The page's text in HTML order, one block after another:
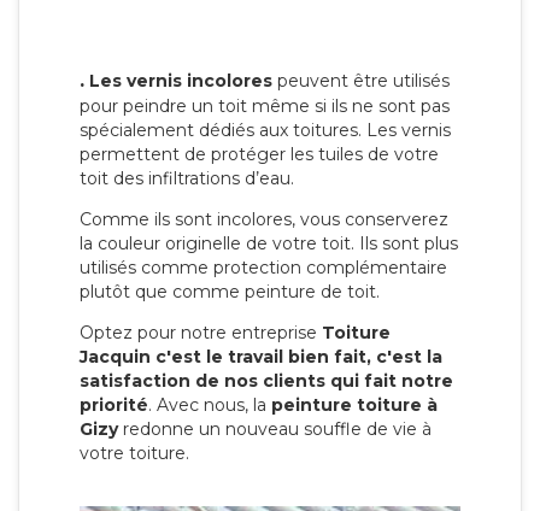
. Les vernis incolores peuvent être utilisés
pour peindre un toit même si ils ne sont pas
spécialement dédiés aux toitures. Les vernis
permettent de protéger les tuiles de votre
toit des infiltrations d’eau.
Comme ils sont incolores, vous conserverez
la couleur originelle de votre toit. Ils sont plus
utilisés comme protection complémentaire
plutôt que comme peinture de toit.
Optez pour notre entreprise Toiture
Jacquin c'est le travail bien fait, c'est la
satisfaction de nos clients qui fait notre
priorité. Avec nous, la peinture toiture à
Gizyredonne un nouveau souffle de vie à
votre toiture.